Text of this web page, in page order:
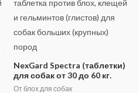
NexGard Spectra (таблетки)
для собак от 30 до 60 кг.
От блох для собак